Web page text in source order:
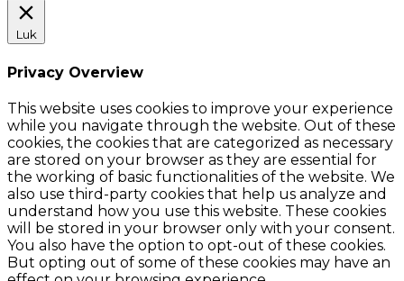
Luk
Privacy Overview
This website uses cookies to improve your experience
while you navigate through the website. Out of these
cookies, the cookies that are categorized as necessary
are stored on your browser as they are essential for
the working of basic functionalities of the website. We
also use third-party cookies that help us analyze and
understand how you use this website. These cookies
will be stored in your browser only with your consent.
You also have the option to opt-out of these cookies.
But opting out of some of these cookies may have an